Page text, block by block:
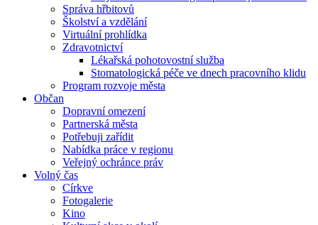
Správa hřbitovů
Školství a vzdělání
Virtuální prohlídka
Zdravotnictví
Lékařská pohotovostní služba
Stomatologická péče ve dnech pracovního klidu
Program rozvoje města
Občan
Dopravní omezení
Partnerská města
Potřebuji zařídit
Nabídka práce v regionu
Veřejný ochránce práv
Volný čas
Církve
Fotogalerie
Kino